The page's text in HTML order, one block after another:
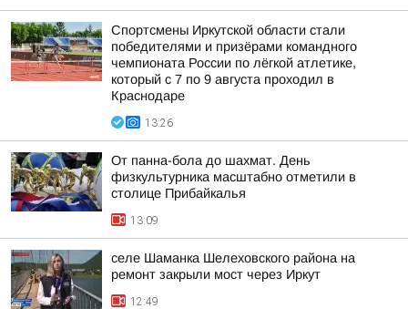
Спортсмены Иркутской области стали
победителями и призёрами командного
чемпионата России по лёгкой атлетике,
который с 7 по 9 августа проходил в
Краснодаре
13:26
От панна-бола до шахмат. День
физкультурника масштабно отметили в
столице Прибайкалья
13:09
селе Шаманка Шелеховского района на
ремонт закрыли мост через Иркут
12:49